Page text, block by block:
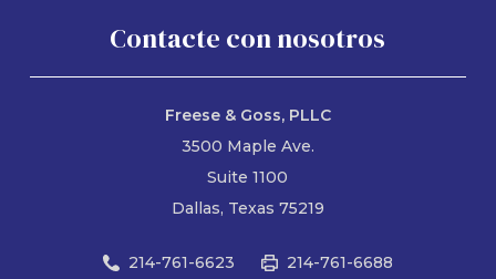
Contacte con nosotros
Freese & Goss, PLLC
3500 Maple Ave.
Suite 1100
Dallas, Texas 75219
214-761-6623
214-761-6688